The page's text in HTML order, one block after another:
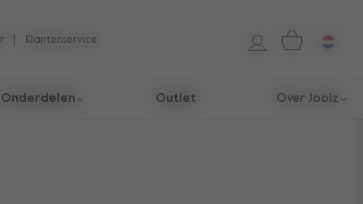
Klantenservice
Onderdelen Outlet Over Joolz